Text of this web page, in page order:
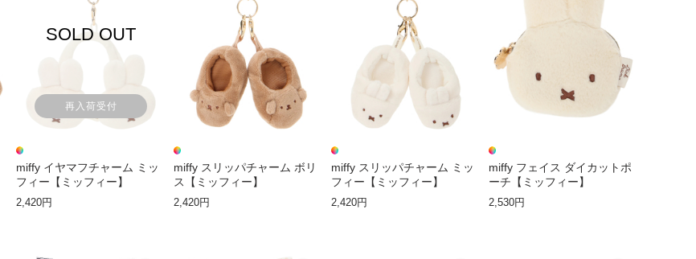
SOLD OUT
再入荷受付
miffy イヤマフチャーム ミッ
フィー【ミッフィー】
2,420円
miffy スリッパチャーム ボリ
ス【ミッフィー】
2,420円
miffy スリッパチャーム ミッ
フィー【ミッフィー】
2,420円
miffy フェイス ダイカットポ
ーチ【ミッフィー】
2,530円